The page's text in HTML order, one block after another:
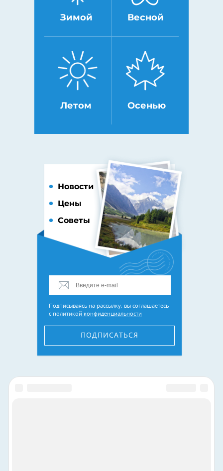
Зимой Весной
Летом Осенью
Новости
Цены
Советы
Подписываясь на рассылку, вы соглашаетесь
с политикой конфиденциальности
ПОДПИСАТЬСЯ